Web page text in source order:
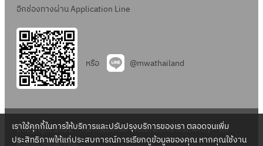
อีกช่องทางผ่าน Application Line
หรือ @mwathailand
Copyright 2022 – Metropolitan Waterworks Authority – All
เราใช้คุกกี้ในการให้บริการและปรับปรุงบริการของเรา ตลอดจนเพิ่ม
ประสิทธิภาพให้แก่ประสบการณ์การเรียกดูข้อมูลของคุณ หากคุณใช้งาน